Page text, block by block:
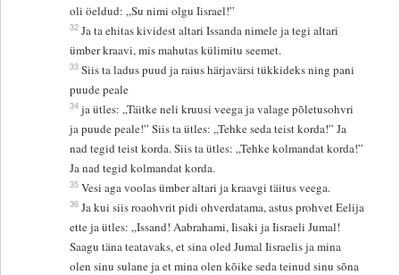
oli öeldud: „Su nimi olgu Iisrael!”
32 Ja ta ehitas kividest altari Issanda nimele ja tegi altari
ümber kraavi, mis mahutas külimitu seemet.
33 Siis ta ladus puud ja raius härjavärsi tükkideks ning pani
puude peale
34 ja ütles: „Täitke neli kruusi veega ja valage põletusohvri
ja puude peale!” Siis ta ütles: „Tehke seda teist korda!” Ja
nad tegid teist korda. Siis ta ütles: „Tehke kolmandat korda!”
Ja nad tegid kolmandat korda.
35 Vesi aga voolas ümber altari ja kraavgi täitus veega.
36 Ja kui siis roaohvrit pidi ohverdatama, astus prohvet Eelija
ette ja ütles: „Issand! Aabrahami, Iisaki ja Iisraeli Jumal!
Saagu täna teatavaks, et sina oled Jumal Iisraelis ja mina
olen sinu sulane ja et mina olen kõike seda teinud sinu sõna